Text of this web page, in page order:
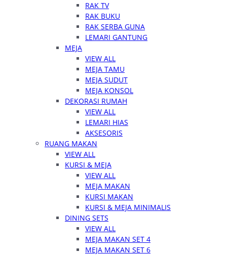
RAK TV
RAK BUKU
RAK SERBA GUNA
LEMARI GANTUNG
MEJA
VIEW ALL
MEJA TAMU
MEJA SUDUT
MEJA KONSOL
DEKORASI RUMAH
VIEW ALL
LEMARI HIAS
AKSESORIS
RUANG MAKAN
VIEW ALL
KURSI & MEJA
VIEW ALL
MEJA MAKAN
KURSI MAKAN
KURSI & MEJA MINIMALIS
DINING SETS
VIEW ALL
MEJA MAKAN SET 4
MEJA MAKAN SET 6